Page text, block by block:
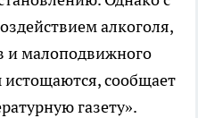
алкоголя,
и малоподвижного
истощаются, сообщает
газету».